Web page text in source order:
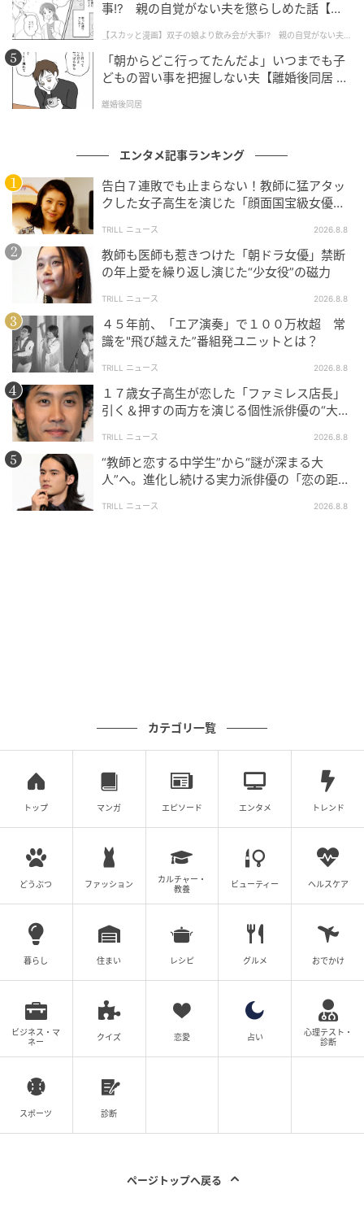
らまだ若手の中にいる。窪塚の面白いところは、世界
観の温度が極端に振れたときも、芝居の質が変わらな
いところだ。
2024年公開の映画『ハピネス』で、窪塚は蒔田彩珠と
W主演を務めた。映画初主演となる作品だ。演じた国
のに、その内側はむしろ慎ましさに満ちている難しい
人物だった。テレビ東京系ドラマ『るなしい』（2026
年）では、原菜乃華演じる主人公の初恋相手を演じて
いる。物語のエンジンを担う準主役格の役だ。
『ハピネス』の慎ましい青年と『るなしい』の毒のあ
る男。役の温度はまるで違うのに、画面に出てくるこ
の人の手触りは不思議なくらい同じなのだ。怖さや危
うさのある役でも、押しの強さで見せにこない。初恋
の相手として近づいてくる自然さのまま、いつのまに
か主役を抜き差しならない場所へ連れていく。
世界観
が派手な作品の真横でも、押さずに立てる。これは案
外、できる俳優が少ない。
ちなみに2026年には、父・窪塚洋介とユニバーサル・
スタジオ・ジャパンのCMで親子共演している。ただ、
この人を二世という入口で語るのは、もう違う段階に
主義でミニマル思考のIT技術職で、姉の家賃を9割負担
これまで脇で積み上げてきたものが、ここで一つにつ
ながる気がする。線の細さ、力まない自然体、嘘のな
い体温で重心を引き受ける佇まい。
それが、主演のす
ぐ真横という、最も効いてしまう場所に置かれてい
る。
役の関係そのものが対比でできている話で、片側の温
度が強すぎると話は転んでしまう。窪塚はその役回り
を、ツッコミの強さで返すのではなく、姉の隣で穏や
き取れるから、あの演じる姉の派手さがちゃんと画面
で立つ。主演を立てる脇という、いちばん大事な仕事
を、芝居の引き算でやってのけている。
振り返ると、座組はこの人を、画面の重心が寄ってし
まう場所にいつも置いてきた。どの位置でも、技術で
にいくのが、いま一番楽しみな俳優の一人だ。
事!? 親の自覚がない夫を懲らしめた話【第1
【スカッと漫画】双子の娘より飲み会が大事!? 親の自覚がない夫を
懲らしめた話
「朝からどこ行ってたんだよ」いつまでも子
どもの習い事を把握しない夫【離婚後同居 Vo
離婚後同居
エンタメ記事ランキング
告白７連敗でも止まらない！教師に猛アタッ
クした女子高生を演じた「顔面国宝級女優」
TRILL ニュース 2026.8.8
教師も医師も惹きつけた「朝ドラ女優」禁断
の年上愛を繰り返し演じた“少女役”の磁力
TRILL ニュース 2026.8.8
４５年前、「エア演奏」で１００万枚超 常
識を"飛び越えた”番組発ユニットとは？
TRILL ニュース 2026.8.8
１７歳女子高生が恋した「ファミレス店長」
引く＆押すの両方を演じる個性派俳優の“大人
TRILL ニュース 2026.8.8
“教師と恋する中学生”から“謎が深まる大
人”へ。進化し続ける実力派俳優の「恋の距
TRILL ニュース 2026.8.8
カテゴリ一覧
トップ マンガ エピソード エンタメ トレンド
どうぶつ ファッション
カルチャー・
教養
ビューティー ヘルスケア
暮らし 住まい レシピ グルメ おでかけ
ビジネス・マ
ネー
クイズ 恋愛 占い
心理テスト・
診断
スポーツ 診断
ページトップへ戻る